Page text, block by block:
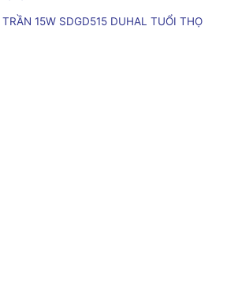
15W SDGD515 DUHAL TUỔI THỌ